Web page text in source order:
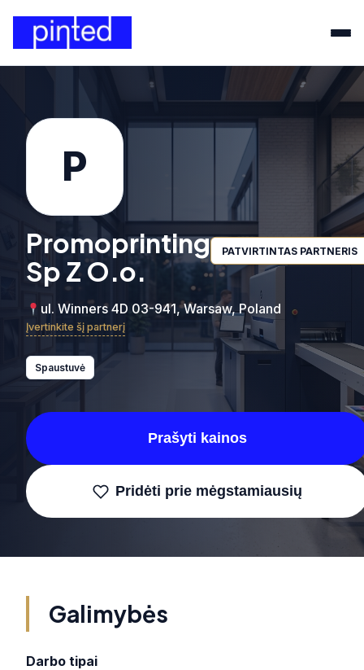
P
Promoprinting
Sp Z O.o.
PATVIRTINTAS PARTNERIS
ul. Winners 4D 03-941, Warsaw, Poland
Įvertinkite šį partnerį
Spaustuvė
Prašyti kainos
Pridėti prie mėgstamiausių
Galimybės
Darbo tipai